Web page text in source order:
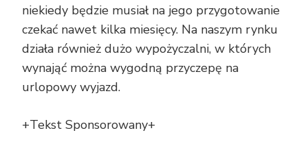
niekiedy będzie musiał na jego przygotowanie
czekać nawet kilka miesięcy. Na naszym rynku
działa również dużo wypożyczalni, w których
wynająć można wygodną przyczepę na
urlopowy wyjazd.
+Tekst Sponsorowany+